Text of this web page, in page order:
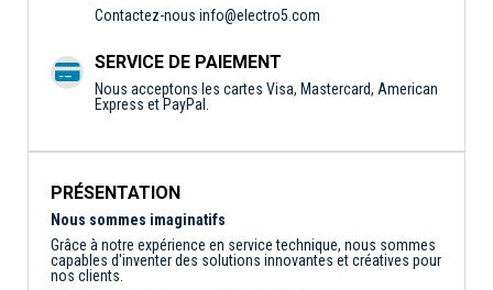
Contactez-nous info@electro5.com
SERVICE DE PAIEMENT
Nous acceptons les cartes Visa, Mastercard, American
Express et PayPal.
PRÉSENTATION
Nous sommes imaginatifs
Grâce à notre expérience en service technique, nous sommes
capables d'inventer des solutions innovantes et créatives pour
nos clients.